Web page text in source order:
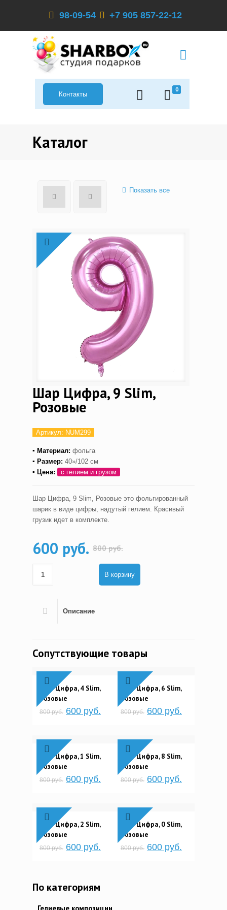
98-09-54 +7 905 857-22-12
0
Контакты
Каталог
Показать все
Шар Цифра, 9 Slim,
Розовые
Артикул: NUM299
▪ Материал: фольга
▪ Размер: 40»/102 см
▪ Цена:
с гелием и грузом
Шар Цифра, 9 Slim, Розовые это фольгированный
шарик в виде цифры, надутый гелием. Красивый
грузик идет в комплекте.
800 руб.
600 руб.
В корзину
Описание
Сопутствующие товары
Шар Цифра, 4 Slim,
Розовые
800 руб. 600 руб.
Шар Цифра, 6 Slim,
Розовые
800 руб. 600 руб.
Шар Цифра, 1 Slim,
Розовые
800 руб. 600 руб.
Шар Цифра, 8 Slim,
Розовые
800 руб. 600 руб.
Шар Цифра, 2 Slim,
Розовые
800 руб. 600 руб.
Шар Цифра, 0 Slim,
Розовые
800 руб. 600 руб.
По категориям